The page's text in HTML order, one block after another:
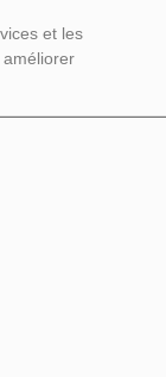
et les